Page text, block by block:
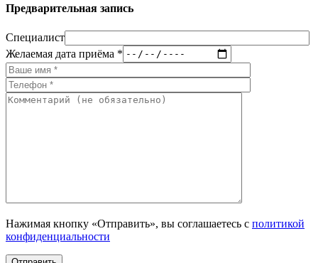
Предварительная запись
Специалист
Желаемая дата приёма *
Нажимая кнопку «Отправить», вы соглашаетесь с политикой
конфиденциальности